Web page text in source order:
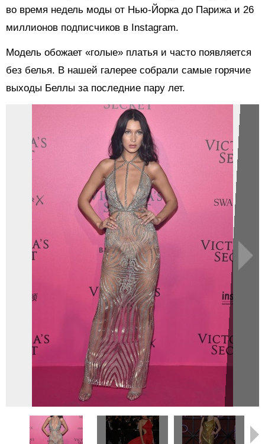
во время недель моды от Нью-Йорка до Парижа и 26
миллионов подписчиков в Instagram.
Модель обожает «голые» платья и часто появляется
без белья. В нашей галерее собрали самые горячие
выходы Беллы за последние пару лет.